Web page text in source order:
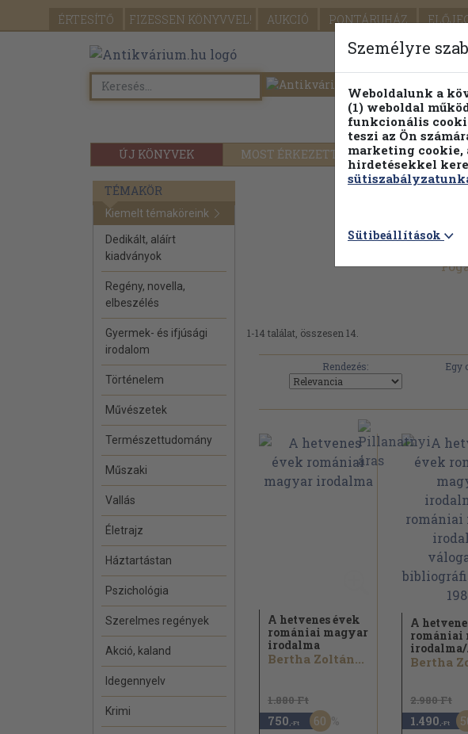
ÉRTESÍTŐ FIZESSEN KÖNYVVEL! AUKCIÓ PONTÁRUHÁZ
ÚJ KÖNYVEK MOST ÉRKEZETT PILLANATNYI
TÉMAKÖR
Kiemelt témaköreink
Dedikált, aláírt
kiadványok
Regény, novella,
elbeszélés
Gyermek- és ifjúsági
irodalom
Történelem
Művészetek
Természettudomány
Műszaki
Vallás
Életrajz
Háztartástan
Pszichológia
Szerelmes regények
Akció, kaland
Idegennyelv
Krimi
1-14 találat, összesen 14.
Rendezés:
Egy
A hetvenes évek
romániai magyar
irodalma
Bertha Zoltán...
1.880 Ft
750 ,-Ft 60
A
romániai
irodalma/
Bertha
2.980 Ft
1.490 ,-Ft
Személyre
Weboldalunk a
(1) weboldal
funkcionális
teszi az Ön
marketing cookie,
hirdetésekkel
Sütibeállítások